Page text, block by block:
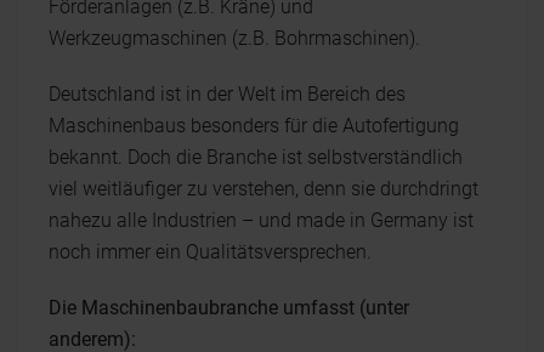
Förderanlagen (z.B. Kräne) und
Werkzeugmaschinen (z.B. Bohrmaschinen).
Deutschland ist in der Welt im Bereich des
Maschinenbaus besonders für die Autofertigung
bekannt. Doch die Branche ist selbstverständlich
viel weitläufiger zu verstehen, denn sie durchdringt
nahezu alle Industrien – und made in Germany ist
noch immer ein Qualitätsversprechen.
Die Maschinenbaubranche umfasst (unter
anderem):